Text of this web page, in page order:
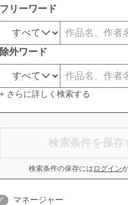
フリーワード
除外ワード
+ さらに詳しく検索する
検索条件を保存
検索条件の保存には ログイン
マネージャー